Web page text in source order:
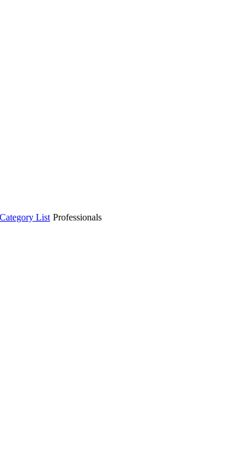
List Professionals